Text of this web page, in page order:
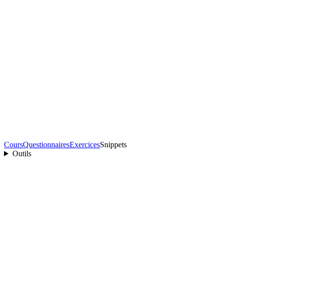
CoursQuestionnairesExercicesSnippets
Outils